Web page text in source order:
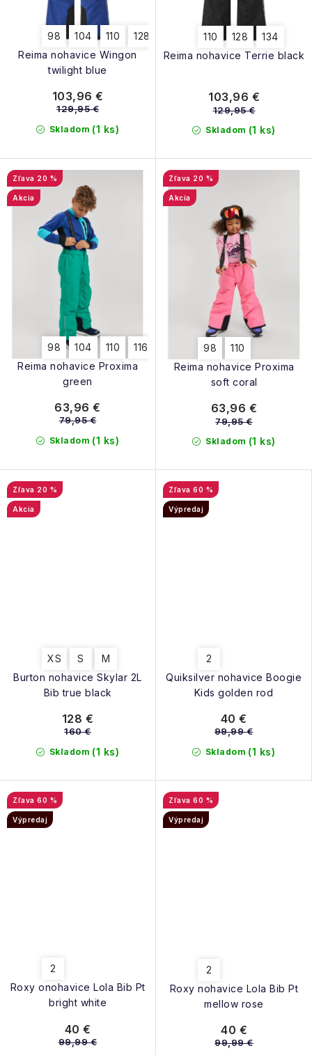
Reima nohavice Wingon
twilight blue
98 104 110 128 146 152 134
Skladom (1 ks)
103,96 €
129,95 €
Reima nohavice Terrie black
110 128 134
Skladom (1 ks)
103,96 €
129,95 €
Reima nohavice Proxima
green
20 %
Akcia
98 104 110 116
Skladom (1 ks)
63,96 €
79,95 €
Reima nohavice Proxima
soft coral
20 %
Akcia
98 110
Skladom (1 ks)
63,96 €
79,95 €
Burton nohavice Skylar 2L
Bib true black
20 %
Akcia
XS S M
Skladom (1 ks)
128 €
160 €
Quiksilver nohavice Boogie
Kids golden rod
60 %
Výpredaj
2
Skladom (1 ks)
40 €
99,99 €
Roxy onohavice Lola Bib Pt
bright white
60 %
Výpredaj
2
40 €
99,99 €
Roxy nohavice Lola Bib Pt
mellow rose
60 %
Výpredaj
2
40 €
99,99 €